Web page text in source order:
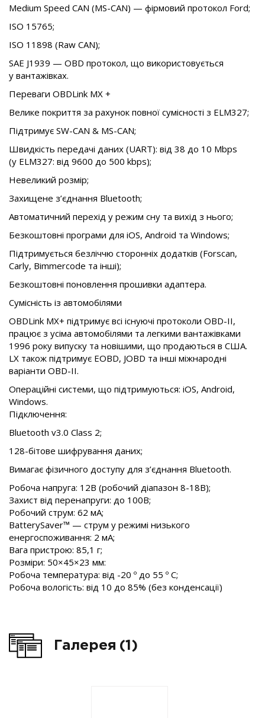
Medium Speed ​​CAN (MS-CAN) — фірмовий протокол Ford;
ISO 15765;
ISO 11898 (Raw CAN);
SAE J1939 — OBD протокол, що використовується
у вантажівках.
Переваги OBDLink MX +
Велике покриття за рахунок повної сумісності з ELM327;
Підтримує SW-CAN & MS-CAN;
Швидкість передачі даних (UART): від 38 до 10 Mbps
(у ELM327: від 9600 до 500 kbps);
Невеликий розмір;
Захищене з’єднання Bluetooth;
Автоматичний перехід у режим сну та вихід з нього;
Безкоштовні програми для iOS, Android та Windows;
Підтримується безліччю сторонніх додатків (Forscan,
Carly, Bimmercode та інші);
Безкоштовні поновлення прошивки адаптера.
Сумісність із автомобілями
OBDLink MX+ підтримує всі існуючі протоколи OBD-II,
працює з усіма автомобілями та легкими вантажівками
1996 року випуску та новішими, що продаються в США.
LX також підтримує EOBD, JOBD та інші міжнародні
варіанти OBD-II.
Операційні системи, що підтримуються: iOS, Android,
Windows.
Підключення:
Bluetooth v3.0 Class 2;
128-бітове шифрування даних;
Вимагає фізичного доступу для з’єднання Bluetooth.
Робоча напруга: 12В (робочий діапазон 8-18В);
Захист від перенапруги: до 100В;
Робочий струм: 62 мА;
BatterySaver™ — струм у режимі низького
енергоспоживання: 2 мА;
Вага пристрою: 85,1 г;
Розміри: 50×45×23 мм:
Робоча температура: від -20 º до 55 º C;
Робоча вологість: від 10 до 85% (без конденсації)
Галерея (1)